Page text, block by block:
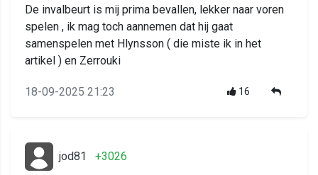
De invalbeurt is mij prima bevallen, lekker naar voren
spelen , ik mag toch aannemen dat hij gaat
samenspelen met Hlynsson ( die miste ik in het
artikel ) en Zerrouki
18-09-2025 21:23 16
jod81 +3026